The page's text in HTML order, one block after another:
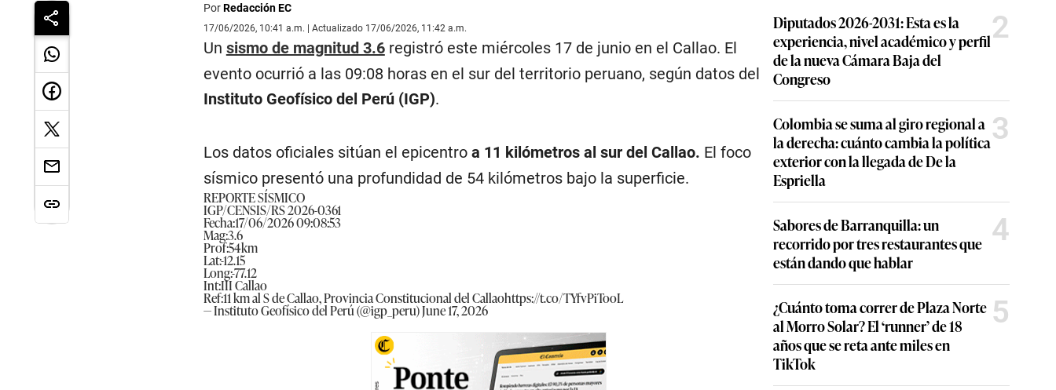
PorRedacción EC
17/06/2026, 10:41 a.m. | Actualizado 17/06/2026, 11:42 a.m.
Un sismo de magnitud 3.6registró este miércoles 17 de junio en el Callao. El
evento ocurrió a las 09:08 horas en el sur del territorio peruano, según datos del
Instituto Geofísico del Perú (IGP).
Los datos oficiales sitúan el epicentro a 11 kilómetros al sur del Callao. El foco
sísmico presentó una profundidad de 54 kilómetros bajo la superficie.
REPORTE SÍSMICO
IGP/CENSIS/RS 2026-0361
Fecha:17/06/2026 09:08:53
Mag:3.6
Prof:54km
Lat:-12.15
Long:-77.12
Int:III Callao
Ref:11 km al S de Callao, Provincia Constitucional del Callaohttps://t.co/TYfvPiTooL
— Instituto Geofísico del Perú (@igp_peru)June 17, 2026
Diputados 2026-2031: Esta es la
experiencia, nivel académico y perfil
de la nueva Cámara Baja del
Congreso
2
Colombia se suma al giro regional a
la derecha: cuánto cambia la política
exterior con la llegada de De la
Espriella
3
Sabores de Barranquilla: un
recorrido por tres restaurantes que
están dando que hablar
4
¿Cuánto toma correr de Plaza Norte
al Morro Solar? El ‘runner’ de 18
años que se reta ante miles en
TikTok
5